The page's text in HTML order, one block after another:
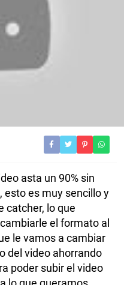
asta un 90% sin
esto es muy sencillo y
catcher, lo que
el formato al
le vamos a cambiar
del video ahorrando
poder subir el video